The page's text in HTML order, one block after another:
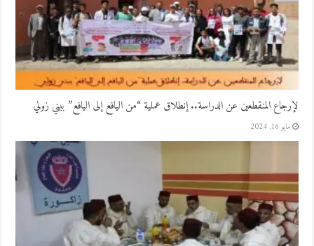
لإرجاع المنقطعين عن الدراسة.. إنطلاق عملية “من اليافع إلى اليافع” ببني زولي
مايو 16, 2024